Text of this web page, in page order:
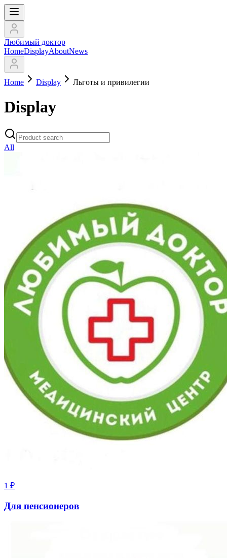
Любимый доктор
HomeDisplayAboutNews
Home Display Льготы и привилегии
Display
All
1 ₽
Для пенсионеров